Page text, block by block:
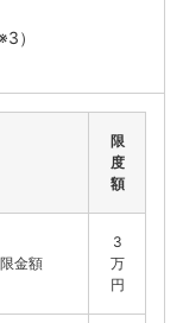
）
限
度
額
金額
3
万
円